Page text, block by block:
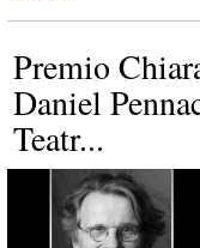
Premio
Daniel
Teatr...